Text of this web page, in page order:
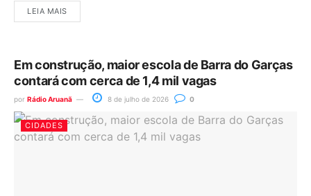
LEIA MAIS
Em construção, maior escola de Barra do Garças
contará com cerca de 1,4 mil vagas
por Rádio Aruanã 8 de julho de 2026 0
CIDADES